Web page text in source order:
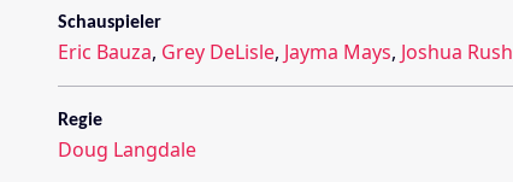
Schauspieler
Eric Bauza, Grey DeLisle, Jayma Mays, Joshua Rush
Regie
Doug Langdale